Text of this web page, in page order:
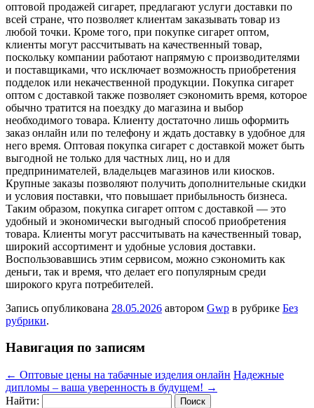
оптовой продажей сигарет, предлагают услуги доставки по
всей стране, что позволяет клиентам заказывать товар из
любой точки. Кроме того, при покупке сигарет оптом,
клиенты могут рассчитывать на качественный товар,
поскольку компании работают напрямую с производителями
и поставщиками, что исключает возможность приобретения
подделок или некачественной продукции. Покупка сигарет
оптом с доставкой также позволяет сэкономить время, которое
обычно тратится на поездку до магазина и выбор
необходимого товара. Клиенту достаточно лишь оформить
заказ онлайн или по телефону и ждать доставку в удобное для
него время. Оптовая покупка сигарет с доставкой может быть
выгодной не только для частных лиц, но и для
предпринимателей, владельцев магазинов или киосков.
Крупные заказы позволяют получить дополнительные скидки
и условия поставки, что повышает прибыльность бизнеса.
Таким образом, покупка сигарет оптом с доставкой — это
удобный и экономически выгодный способ приобретения
товара. Клиенты могут рассчитывать на качественный товар,
широкий ассортимент и удобные условия доставки.
Воспользовавшись этим сервисом, можно сэкономить как
деньги, так и время, что делает его популярным среди
широкого круга потребителей.
Запись опубликована 28.05.2026 автором Gwp в рубрике Без
рубрики.
Навигация по записям
← Оптовые цены на табачные изделия онлайн Надежные
дипломы – ваша уверенность в будущем! →
Найти: